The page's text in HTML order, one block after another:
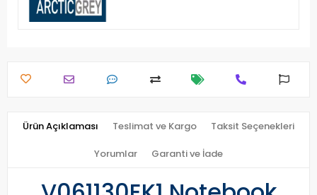
Ürün Açıklaması Teslimat ve Kargo Taksit Seçenekleri
Yorumlar Garanti ve İade